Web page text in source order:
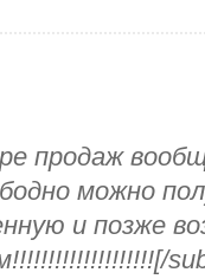
продаж
можно
и позже